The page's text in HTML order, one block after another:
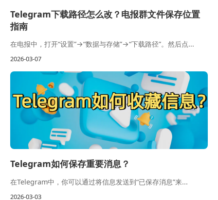
Telegram下载路径怎么改？电报群文件保存位置
指南
在电报中，打开“设置”→“数据与存储”→“下载路径”。然后点...
2026-03-07
Telegram如何保存重要消息？
在Telegram中，你可以通过将信息发送到“已保存消息”来...
2026-03-03